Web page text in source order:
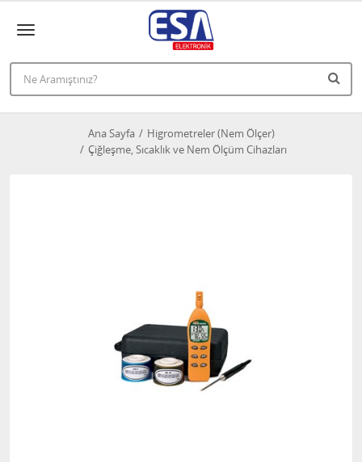
Ana Sayfa
Higrometreler (Nem Ölçer)
Çiğleşme, Sıcaklık ve Nem Ölçüm Cihazları